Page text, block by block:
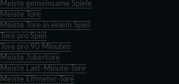
Meiste gemeinsame Spiele
Meiste Tore
Meiste Tore in einem Spiel
Tore pro Spiel
Tore pro 90 Minuten
Meiste Jokertore
Meiste Last-Minute-Tore
Meiste Elfmeter-Tore